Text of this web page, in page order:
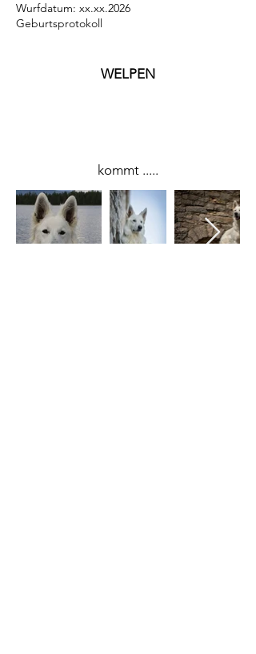
Wurfdatum: xx.xx.2026
Geburtsprotokoll
WELPEN
kommt .....